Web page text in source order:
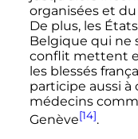
organisées et
De plus, les
Belgique qui ne
conflit mettent
les blessés
participe aussi
médecins
Genève[14].